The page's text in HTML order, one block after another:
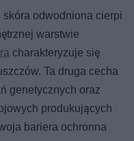
skóra odwodniona cierpi
warstwie
charakteryzuje się
Ta druga cecha
genetycznych oraz
produkujących
bariera ochronna